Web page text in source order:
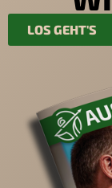
LOS GEHT'S